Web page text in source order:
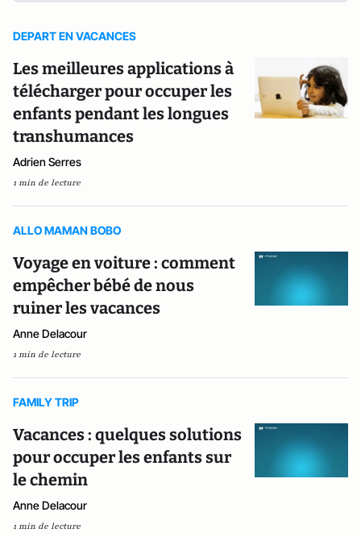
DEPART EN VACANCES
Les meilleures applications à
télécharger pour occuper les
enfants pendant les longues
transhumances
Adrien Serres
1 min de lecture
ALLO MAMAN BOBO
Voyage en voiture : comment
empêcher bébé de nous
ruiner les vacances
Anne Delacour
1 min de lecture
FAMILY TRIP
Vacances : quelques solutions
pour occuper les enfants sur
le chemin
Anne Delacour
1 min de lecture